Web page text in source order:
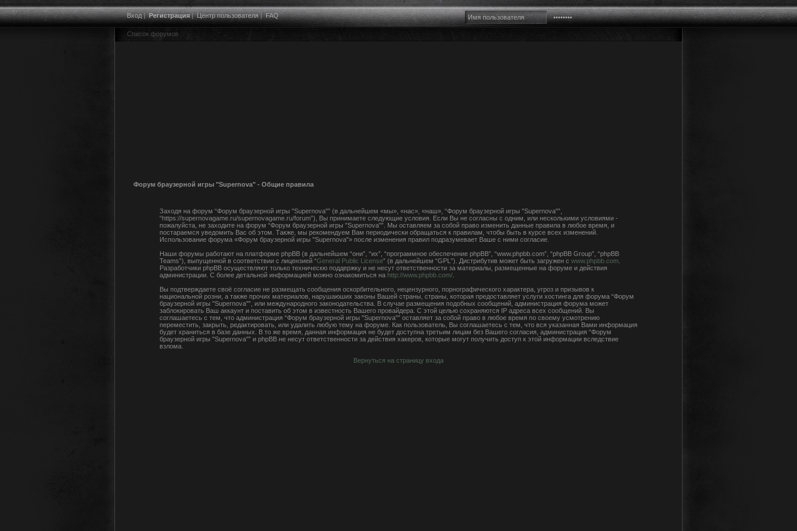
Вход|Регистрация|Центр пользователя|FAQ
Список форумов
Форум браузерной игры "Supernova" - Общие правила
Заходя на форум “Форум браузерной игры "Supernova"” (в дальнейшем «мы», «нас», «наш», “Форум браузерной игры "Supernova"”,
“https://supernovagame.ru/supernovagame.ru/forum”), Вы принимаете следующие условия. Если Вы не согласны с одним, или несколькими условиями -
пожалуйста, не заходите на форум “Форум браузерной игры "Supernova"”. Мы оставляем за собой право изменить данные правила в любое время, и
постараемся уведомить Вас об этом. Также, мы рекомендуем Вам периодически обращаться к правилам, чтобы быть в курсе всех изменений.
Использование форума «Форум браузерной игры "Supernova"» после изменения правил подразумевает Ваше с ними согласие.
Наши форумы работают на платформе phpBB (в дальнейшем “они”, “их”, “программное обеспечение phpBB”, “www.phpbb.com”, “phpBB Group”, “phpBB
Teams”), выпущенной в соответствии с лицензией “General Public License” (в дальнейшем “GPL”). Дистрибутив может быть загружен с www.phpbb.com.
Разработчики phpBB осуществляют только техническю поддержку и не несут ответственности за материалы, размещенные на форуме и действия
администрации. С более детальной информацией можно ознакомиться на http://www.phpbb.com/.
Вы подтверждаете своё согласие не размещать сообщения оскорбительного, нецензурного, порнографического характера, угроз и призывов к
национальной розни, а также прочих материалов, нарушаюших законы Вашей страны, страны, которая предоставляет услуги хостинга для форума “Форум
браузерной игры "Supernova"”, или международного законодательства. В случае размещения подобных сообщений, администрация форума может
заблокировать Ваш аккаунт и поставить об этом в известность Вашего провайдера. С этой целью сохраняются IP адреса всех сообщений. Вы
соглашаетесь с тем, что администрация “Форум браузерной игры "Supernova"” оставляет за собой право в любое время по своему усмотрению
переместить, закрыть, редактировать, или удалить любую тему на форуме. Как пользователь, Вы соглашаетесь с тем, что вся указанная Вами информация
будет храниться в базе данных. В то же время, данная информация не будет доступна третьим лицам без Вашего согласия, администрация “Форум
браузерной игры "Supernova"” и phpBB не несут ответственности за действия хакеров, которые могут получить доступ к этой информации вследствие
взлома.
Вернуться на страницу входа